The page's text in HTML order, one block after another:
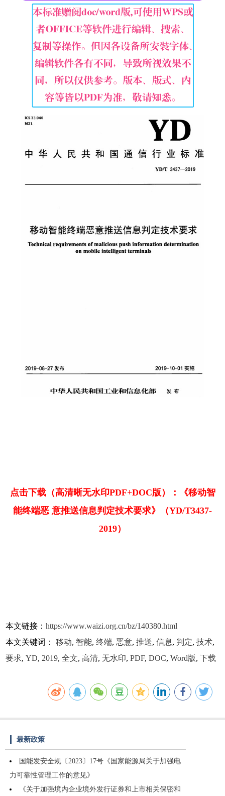
点击下载（高清晰无水印PDF+DOC版）：《移动智
能终端恶 意推送信息判定技术要求》（YD/T3437-
2019）
本文链接：https://www.waizi.org.cn/bz/140380.html
本文关键词：移动, 智能,终端,恶意,推送,信息, 判定,技术,
要求,YD, 2019,全文,高清,无水印,PDF,DOC,Word版,下载
最新政策
国能发安全规〔2023〕17号《国家能源局关于加强电
力可靠性管理工作的意见》
《关于加强境内企业境外发行证券和上市相关保密和